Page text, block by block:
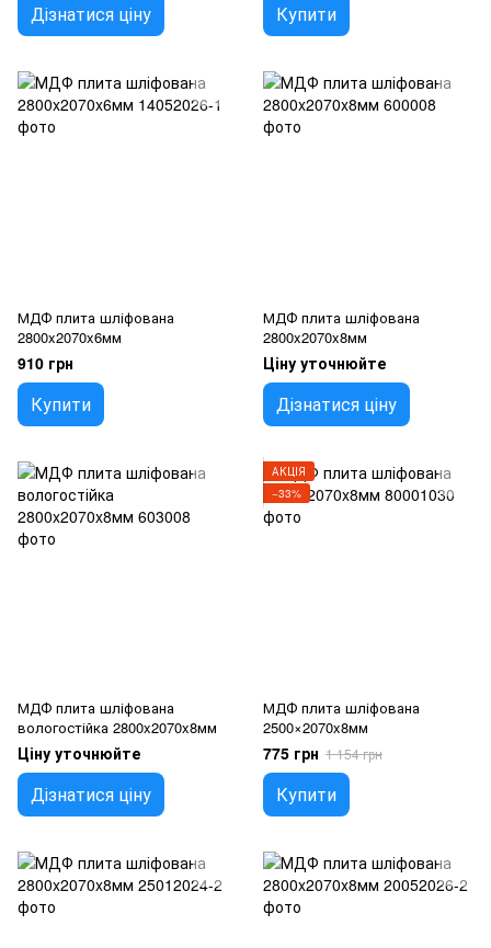
Дізнатися ціну Купити
МДФ плита шліфована
2800x2070x6мм
910 грн
Купити
МДФ плита шліфована
2800x2070x8мм
Ціну уточнюйте
Дізнатися ціну
МДФ плита шліфована
вологостійка 2800x2070x8мм
Ціну уточнюйте
Дізнатися ціну
АКЦІЯ
−33%
МДФ плита шліфована
2500×2070x8мм
775 грн 1 154 грн
Купити